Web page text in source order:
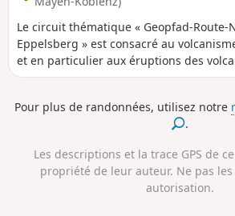
Le circuit thématique « Geopfad-Route-
Eppelsberg » est consacré au
et en particulier aux éruptions des
Eppelsberg, Heidekopf, Roter Berg et
panneaux informatifs intéressants
le sentier géologique, qui traverse cette
sentiers escarpés et jonchés de racines.
Pour plus de randonnées, utilisez notre
.
Les descriptions et la trace GPS de
propriété de leur auteur. Ne pas
autorisation.